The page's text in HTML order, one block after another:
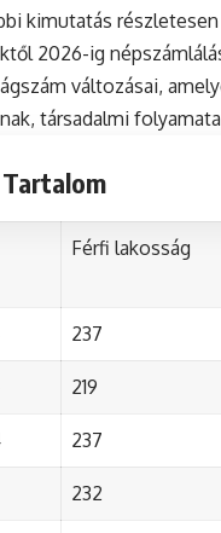
kimutatás
2026-ig
változásai,
társadalmi
Tartalom
Férfi lakosság
237
219
237
232